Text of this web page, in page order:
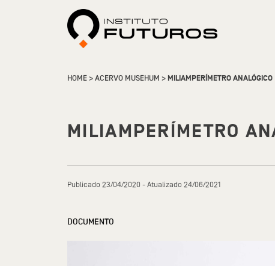
HOME>ACERVO MUSEHUM >MILIAMPERÍMETRO ANALÓGICO
MILIAMPERÍMETRO
Publicado 23/04/2020 - Atualizado 24/06/2021
DOCUMENTO